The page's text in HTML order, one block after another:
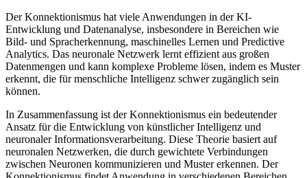
Der Konnektionismus hat viele Anwendungen in der KI-
Entwicklung und Datenanalyse, insbesondere in Bereichen wie
Bild- und Spracherkennung, maschinelles Lernen und Predictive
Analytics. Das neuronale Netzwerk lernt effizient aus großen
Datenmengen und kann komplexe Probleme lösen, indem es Muster
erkennt, die für menschliche Intelligenz schwer zugänglich sein
können.
In Zusammenfassung ist der Konnektionismus ein bedeutender
Ansatz für die Entwicklung von künstlicher Intelligenz und
neuronaler Informationsverarbeitung. Diese Theorie basiert auf
neuronalen Netzwerken, die durch gewichtete Verbindungen
zwischen Neuronen kommunizieren und Muster erkennen. Der